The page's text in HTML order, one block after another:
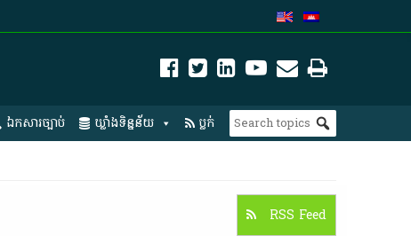
ឯកសារច្បាប់ ឃ្លាំងទិន្នន័យ ប្លក់
RSS Feed